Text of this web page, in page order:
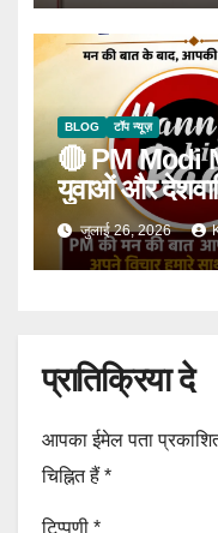
BLOG टॉप न्यूज़
🔴 PM Modi
युवाओं और
जुलाई 26, 2026
प्रातिक्रिया दे
आपका ईमेल पता
चिह्नित हैं *
टिप्पणी *